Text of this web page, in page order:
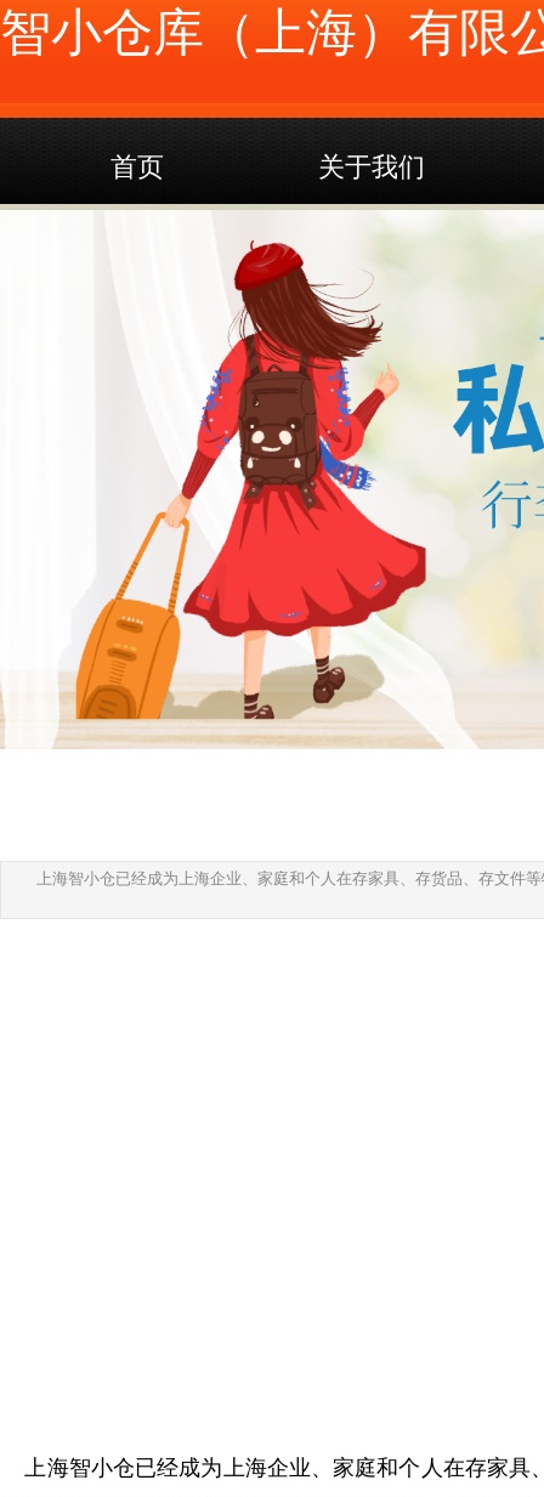
智小仓库（上海）有限
首页 关于我们
上海智小仓已经成为上海企业、家庭和个人在存家具、存货品、存文件
上海智小仓已经成为上海企业、家庭和个人在存家具